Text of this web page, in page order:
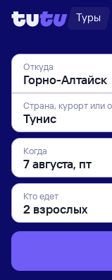
Туры
Откуда
Страна, курорт или
Когда
Кто едет